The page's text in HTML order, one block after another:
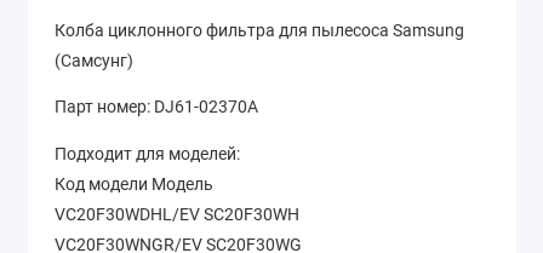
Колба циклонного фильтра для пылесоса Samsung
(Самсунг)
Парт номер: DJ61-02370A
Подходит для моделей:
Код модели Модель
VC20F30WDHL/EV SC20F30WH
VC20F30WNGR/EV SC20F30WG